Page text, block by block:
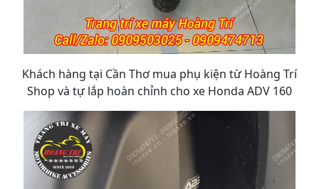
Khách hàng tại Cần Thơ mua phụ kiện từ Hoàng Trí
Shop và tự lắp hoàn chỉnh cho xe Honda ADV 160